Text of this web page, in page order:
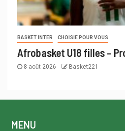
BASKET INTER CHOISIE POUR VOUS
Afrobasket U18 filles –
8 août 2026 Basket221
MENU